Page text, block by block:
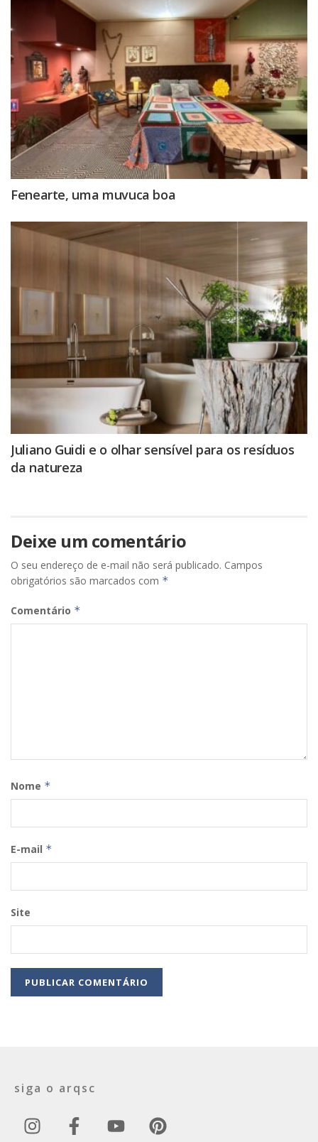
Fenearte, uma muvuca boa
Juliano Guidi e o olhar sensível para os resíduos
da natureza
Deixe um comentário
O seu endereço de e-mail não será publicado. Campos
obrigatórios são marcados com *
Comentário *
Nome *
E-mail *
Site
siga o arqsc